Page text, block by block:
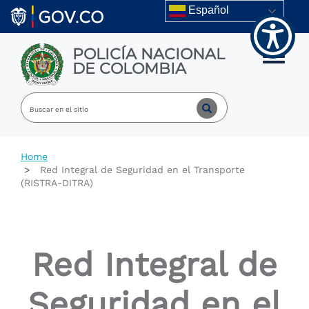
Welcome
All
Accessibility
screen
reader.
Accessibility
shortcut
Skip to main content Español
POLICÍA NACIONAL
DE COLOMBIA Toggle
Home
Red Integral de Seguridad en el Transporte
(RISTRA-DITRA)
Red Integral de